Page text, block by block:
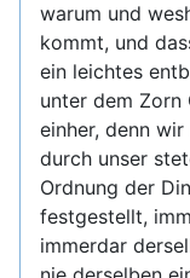
warum und
kommt, und
ein leichtes
unter dem
einher, denn
durch unser
Ordnung der
festgestellt,
immerdar